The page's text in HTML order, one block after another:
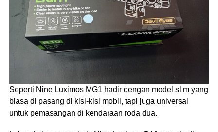
Seperti Nine Luximos MG1 hadir dengan model slim yang
biasa di pasang di kisi-kisi mobil, tapi juga universal
untuk pemasangan di kendaraan roda dua.